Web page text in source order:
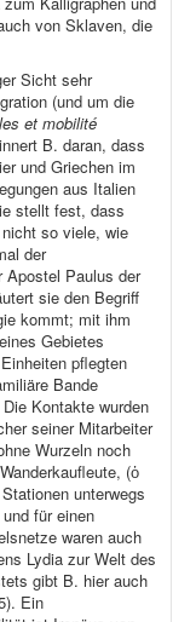
von Sklaven, die
Sicht sehr
(und um die
et mobilité
B. daran, dass
und Griechen im
aus Italien
stellt fest, dass
so viele, wie
der
Apostel Paulus der
sie den Begriff
kommt; mit ihm
Gebietes
pflegten
Bande
Kontakte wurden
seiner Mitarbeiter
Wurzeln noch
(ὁ
unterwegs
für einen
waren auch
Lydia zur Welt des
gibt B. hier auch
Ein